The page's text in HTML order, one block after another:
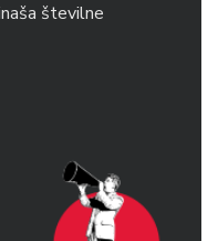
številne